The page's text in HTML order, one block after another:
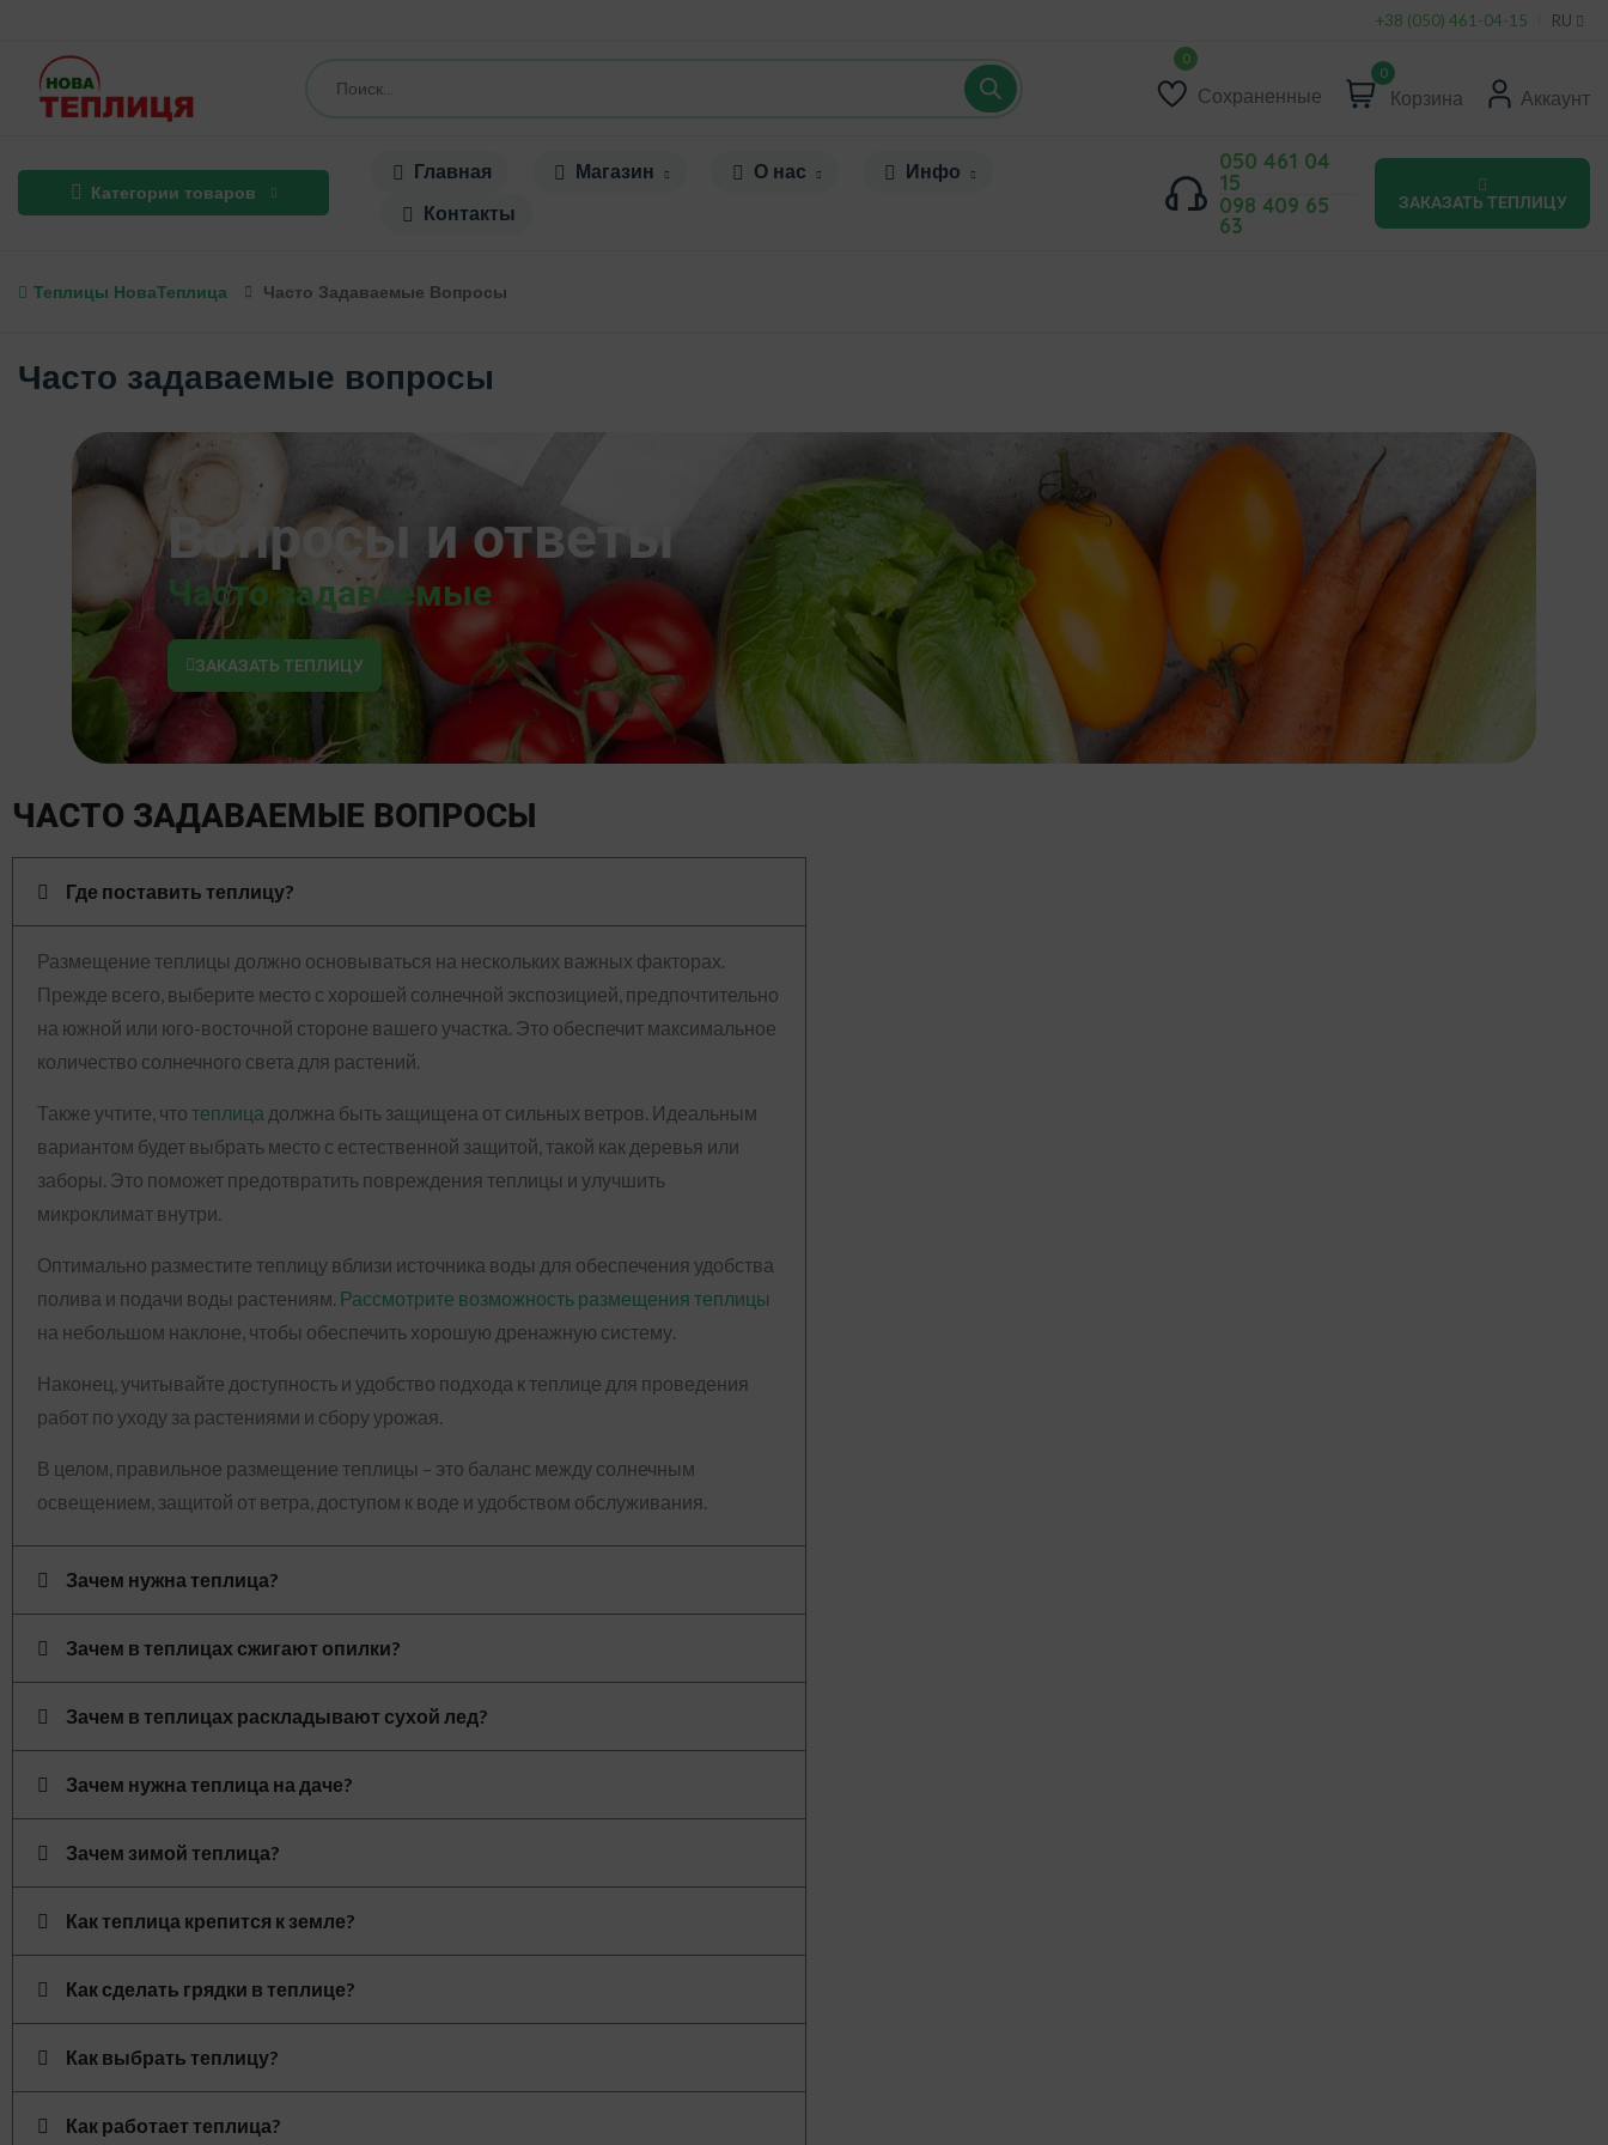
+38 (050) 461-04-15 RU
Сохраненные
0
Корзина Аккаунт
Категории товаров
Главная Магазин О нас
Инфо
Контакты
050 461 04
15
098 409 65
63
ЗАКАЗАТЬ ТЕПЛИЦУ
Теплицы НоваТеплица Часто Задаваемые Вопросы
Часто задаваемые вопросы
Вопросы и ответы
Часто задаваемые
ЗАКАЗАТЬ ТЕПЛИЦУ
ЧАСТО ЗАДАВАЕМЫЕ ВОПРОСЫ
Где поставить теплицу?
Размещение теплицы должно основываться на нескольких важных факторах.
Прежде всего, выберите место с хорошей солнечной экспозицией, предпочтительно
на южной или юго-восточной стороне вашего участка. Это обеспечит максимальное
количество солнечного света для растений.
Также учтите, что теплица должна быть защищена от сильных ветров. Идеальным
вариантом будет выбрать место с естественной защитой, такой как деревья или
заборы. Это поможет предотвратить повреждения теплицы и улучшить
микроклимат внутри.
Оптимально разместите теплицу вблизи источника воды для обеспечения удобства
полива и подачи воды растениям. Рассмотрите возможность размещения теплицы
на небольшом наклоне, чтобы обеспечить хорошую дренажную систему.
Наконец, учитывайте доступность и удобство подхода к теплице для проведения
работ по уходу за растениями и сбору урожая.
В целом, правильное размещение теплицы – это баланс между солнечным
освещением, защитой от ветра, доступом к воде и удобством обслуживания.
Зачем нужна теплица?
Зачем в теплицах сжигают опилки?
Зачем в теплицах раскладывают сухой лед?
Зачем нужна теплица на даче?
Зачем зимой теплица?
Как теплица крепится к земле?
Как сделать грядки в теплице?
Как выбрать теплицу?
Как работает теплица?